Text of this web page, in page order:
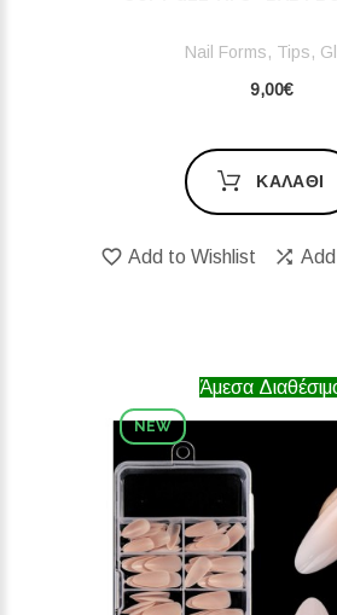
Nail Forms, Tips,
9,00€
ΚΑΛΆΘΙ
Add to Wishlist
Άμεσα
NEW